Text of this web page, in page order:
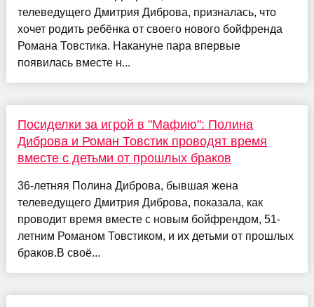
телеведущего Дмитрия Диброва, призналась, что
хочет родить ребёнка от своего нового бойфренда
Романа Товстика. Накануне пара впервые
появилась вместе н...
Посиделки за игрой в "Мафию": Полина
Диброва и Роман Товстик проводят время
вместе с детьми от прошлых браков
36-летняя Полина Диброва, бывшая жена
телеведущего Дмитрия Диброва, показала, как
проводит время вместе с новым бойфрендом, 51-
летним Романом Товстиком, и их детьми от прошлых
браков.В своё...